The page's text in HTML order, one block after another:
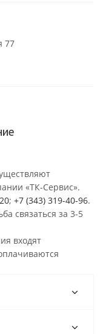
77
«ТК-Сервис».
; +7 (343) 319-40-96.
связаться за 3-5
входят